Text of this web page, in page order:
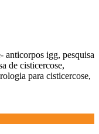
anticorpos igg, pesquisa
de cisticercose,
para cisticercose,